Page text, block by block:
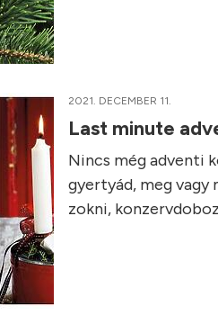
2021. DECEMBER 11.
Last minute
Nincs még adventi
gyertyád, meg vagy
zokni,